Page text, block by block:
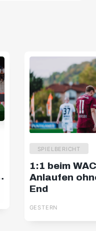
SPIELBERICHT
1:1 beim
Anlaufen
End
GESTERN